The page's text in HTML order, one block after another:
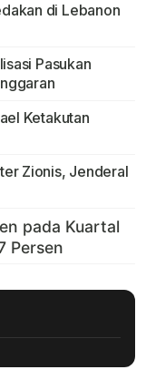
di Lebanon
Pasukan
Ketakutan
Zionis, Jenderal